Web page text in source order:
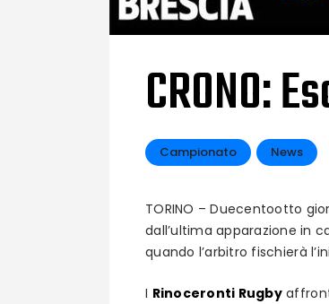
CRONO:
Campionato News
TORINO – Duecentootto
dall’ultima apparazione in
quando l’arbitro fischierà
I Rinoceronti Rugby